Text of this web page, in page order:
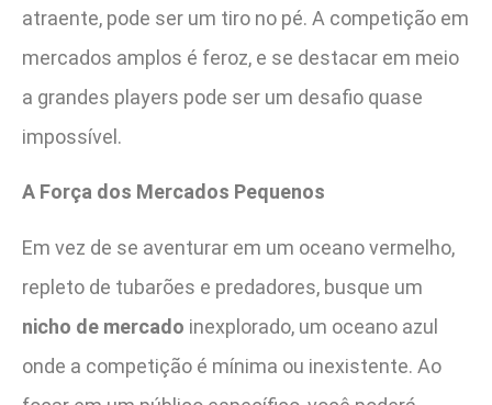
atraente, pode ser um tiro no pé. A competição em
mercados amplos é feroz, e se destacar em meio
a grandes players pode ser um desafio quase
impossível.
A Força dos Mercados Pequenos
Em vez de se aventurar em um oceano vermelho,
repleto de tubarões e predadores, busque um
nicho de mercado inexplorado, um oceano azul
onde a competição é mínima ou inexistente. Ao